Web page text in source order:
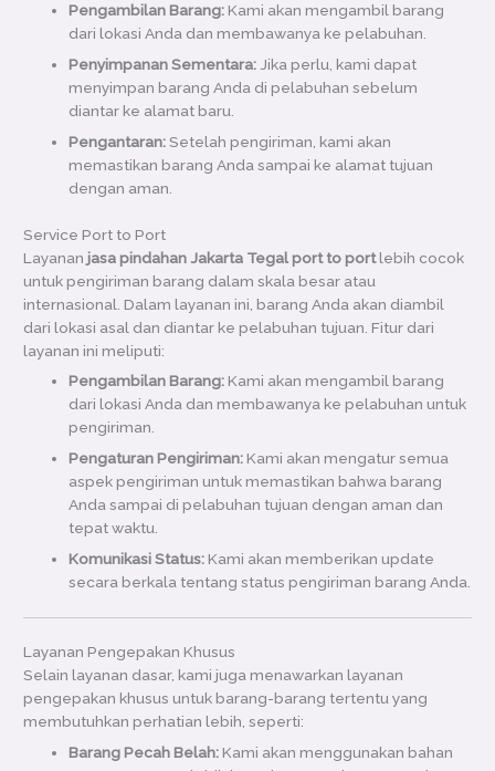
Pengambilan Barang:Kami akan mengambil barang
dari lokasi Anda dan membawanya ke pelabuhan.
Penyimpanan Sementara: Jika perlu, kami dapat
menyimpan barang Anda di pelabuhan sebelum
diantar ke alamat baru.
Pengantaran:Setelah pengiriman, kami akan
memastikan barang Anda sampai ke alamat tujuan
dengan aman.
Service Port to Port
Layananjasa pindahan Jakarta Tegal port to portlebih cocok
untuk pengiriman barang dalam skala besar atau
internasional. Dalam layanan ini, barang Anda akan diambil
dari lokasi asal dan diantar ke pelabuhan tujuan. Fitur dari
layanan ini meliputi:
Pengambilan Barang:Kami akan mengambil barang
dari lokasi Anda dan membawanya ke pelabuhan untuk
pengiriman.
Pengaturan Pengiriman:Kami akan mengatur semua
aspek pengiriman untuk memastikan bahwa barang
Anda sampai di pelabuhan tujuan dengan aman dan
tepat waktu.
Komunikasi Status:Kami akan memberikan update
secara berkala tentang status pengiriman barang Anda.
Layanan Pengepakan Khusus
Selain layanan dasar, kami juga menawarkan layanan
pengepakan khusus untuk barang-barang tertentu yang
membutuhkan perhatian lebih, seperti:
Barang Pecah Belah:Kami akan menggunakan bahan